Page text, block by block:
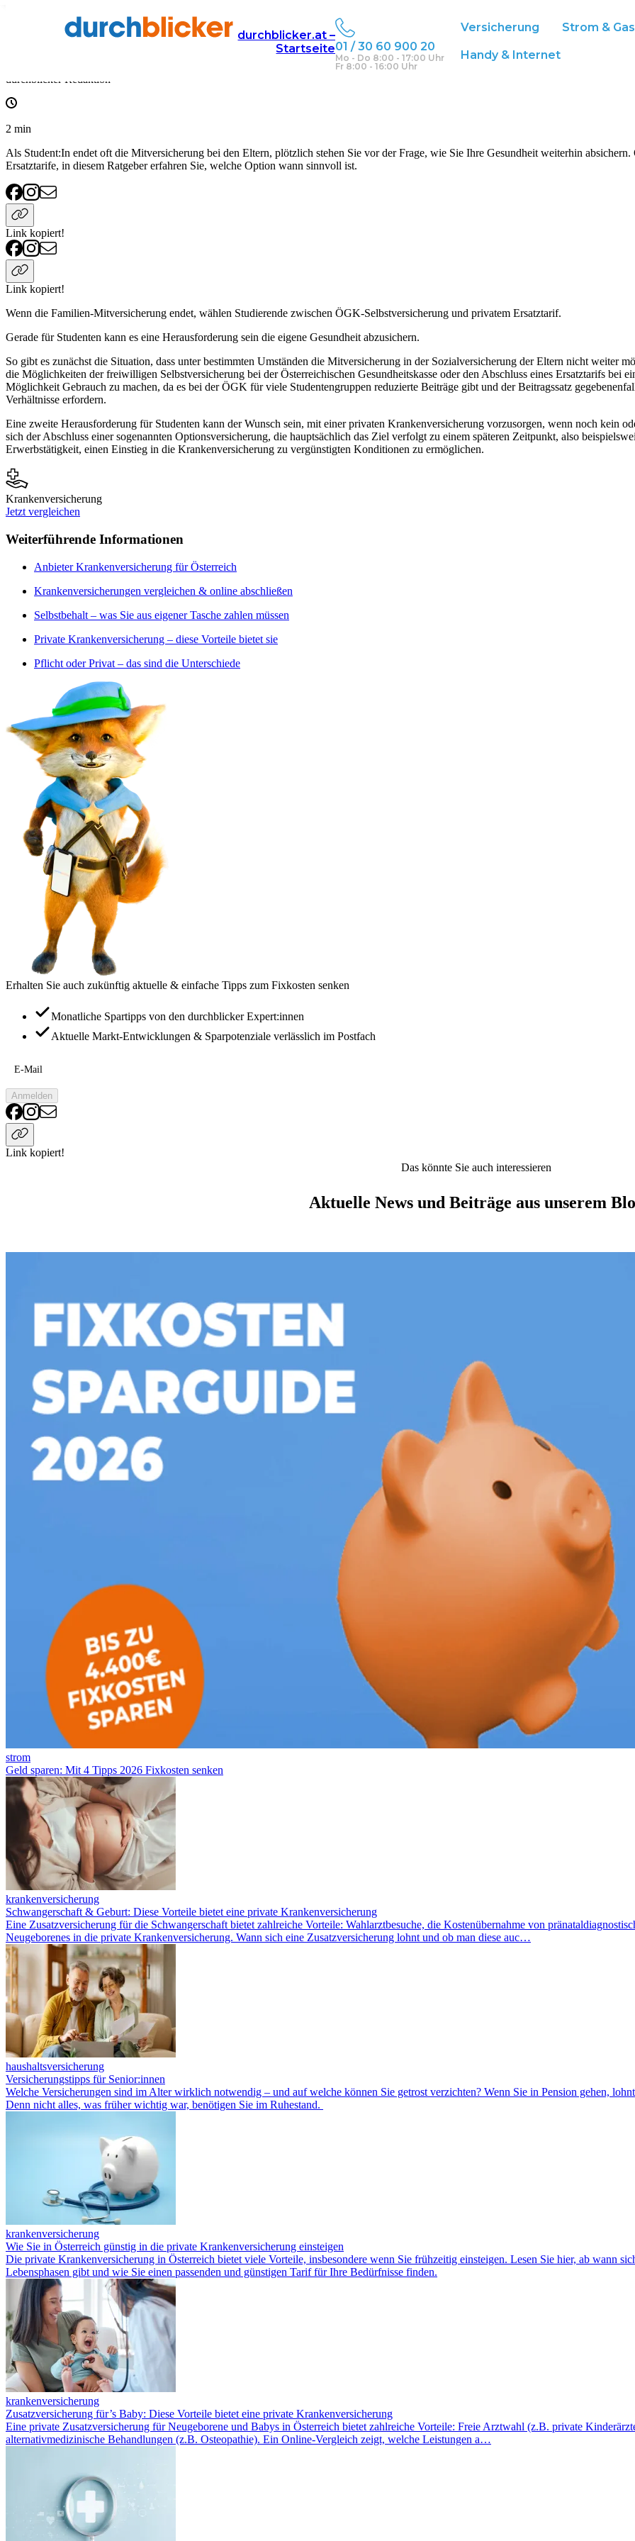
durchblicker.at –
Startseite01 / 30 60 900 20
Mo - Do 8:00 - 17:00 Uhr
Fr 8:00 - 16:00 Uhr
Versicherung Strom & Gas
Handy & Internet
Versicherung krankenversicherung
durchblicker Redaktion
2 min
Als Student:In endet oft die Mitversicherung bei den Eltern, plötzlich stehen Sie vor der Frage, wie Sie Ihre Gesundheit weiterhin
Ersatztarife, in diesem Ratgeber erfahren Sie, welche Option wann sinnvoll ist.
Link kopiert!
Link kopiert!
Wenn die Familien-Mitversicherung endet, wählen Studierende zwischen ÖGK-Selbstversicherung und privatem Ersatztarif.
Gerade für Studenten kann es eine Herausforderung sein die eigene Gesundheit abzusichern.
So gibt es zunächst die Situation, dass unter bestimmten Umständen die Mitversicherung in der Sozialversicherung der Eltern nicht weiter
die Möglichkeiten der freiwilligen Selbstversicherung bei der Österreichischen Gesundheitskasse oder den Abschluss eines Ersatztarifs bei
Möglichkeit Gebrauch zu machen, da es bei der ÖGK für viele Studentengruppen reduzierte Beiträge gibt und der Beitragssatz
Verhältnisse erfordern.
Eine zweite Herausforderung für Studenten kann der Wunsch sein, mit einer privaten Krankenversicherung vorzusorgen, wenn noch kein
sich der Abschluss einer sogenannten Optionsversicherung, die hauptsächlich das Ziel verfolgt zu einem späteren Zeitpunkt, also
Erwerbstätigkeit, einen Einstieg in die Krankenversicherung zu vergünstigten Konditionen zu ermöglichen.
Krankenversicherung
Jetzt vergleichen
Weiterführende Informationen
Anbieter Krankenversicherung für Österreich
Krankenversicherungen vergleichen & online abschließen
Selbstbehalt – was Sie aus eigener Tasche zahlen müssen
Private Krankenversicherung – diese Vorteile bietet sie
Pflicht oder Privat – das sind die Unterschiede
Erhalten Sie auch zukünftig aktuelle & einfache Tipps zum Fixkosten senken
Monatliche Spartipps von den durchblicker Expert:innen
Aktuelle Markt-Entwicklungen & Sparpotenziale verlässlich im Postfach
E-Mail
Anmelden
Link kopiert!
Das könnte Sie auch interessieren
Aktuelle News und Beiträge aus unserem
strom
Geld sparen: Mit 4 Tipps 2026 Fixkosten senken
krankenversicherung
Schwangerschaft & Geburt: Diese Vorteile bietet eine private Krankenversicherung
Eine Zusatzversicherung für die Schwangerschaft bietet zahlreiche Vorteile: Wahlarztbesuche, die Kostenübernahme von
Neugeborenes in die private Krankenversicherung. Wann sich eine Zusatzversicherung lohnt und ob man diese auc…
haushaltsversicherung
Versicherungstipps für Senior:innen
Welche Versicherungen sind im Alter wirklich notwendig – und auf welche können Sie getrost verzichten? Wenn Sie in Pension gehen,
Denn nicht alles, was früher wichtig war, benötigen Sie im Ruhestand.
krankenversicherung
Wie Sie in Österreich günstig in die private Krankenversicherung einsteigen
Die private Krankenversicherung in Österreich bietet viele Vorteile, insbesondere wenn Sie frühzeitig einsteigen. Lesen Sie hier, ab wann
Lebensphasen gibt und wie Sie einen passenden und günstigen Tarif für Ihre Bedürfnisse finden.
krankenversicherung
Zusatzversicherung für’s Baby: Diese Vorteile bietet eine private Krankenversicherung
Eine private Zusatzversicherung für Neugeborene und Babys in Österreich bietet zahlreiche Vorteile: Freie Arztwahl (z.B. private
alternativmedizinische Behandlungen (z.B. Osteopathie). Ein Online-Vergleich zeigt, welche Leistungen a…